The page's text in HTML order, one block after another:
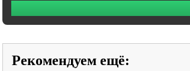
Рекомендуем ещё: